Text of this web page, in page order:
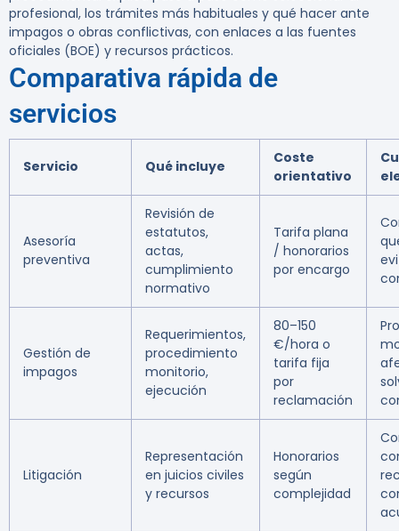
profesional, los trámites más habituales y qué hacer ante
impagos o obras conflictivas, con enlaces a las fuentes
oficiales (BOE) y recursos prácticos.
Comparativa rápida de
servicios
Servicio Qué incluye
Coste
orientativo
Asesoría
preventiva
Revisión de
estatutos,
actas,
cumplimiento
normativo
Tarifa plana
/ honorarios
por encargo
Gestión de
impagos
Requerimientos,
procedimiento
monitorio,
ejecución
80–150
€/hora o
tarifa fija
por
reclamación
Litigación
Representación
en juicios civiles
y recursos
Honorarios
según
complejidad